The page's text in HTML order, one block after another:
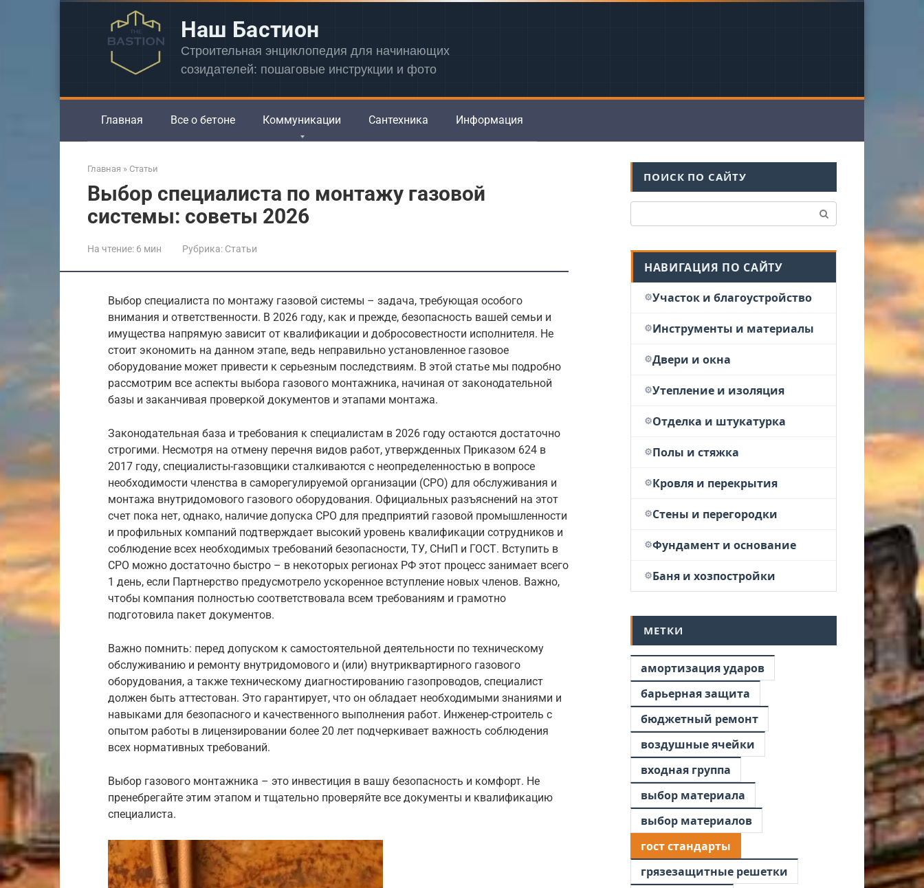
Наш Бастион
Строительная энциклопедия для начинающих
созидателей: пошаговые инструкции и фото
Главная Все о бетоне Коммуникации Сантехника Информация
Главная » Статьи
Выбор специалиста по монтажу газовой
системы: советы 2026
На чтение: 6 мин Рубрика: Статьи
Выбор специалиста по монтажу газовой системы – задача, требующая особого
внимания и ответственности. В 2026 году, как и прежде, безопасность вашей семьи и
имущества напрямую зависит от квалификации и добросовестности исполнителя. Не
стоит экономить на данном этапе, ведь неправильно установленное газовое
оборудование может привести к серьезным последствиям. В этой статье мы подробно
рассмотрим все аспекты выбора газового монтажника, начиная от законодательной
базы и заканчивая проверкой документов и этапами монтажа.
Законодательная база и требования к специалистам в 2026 году остаются достаточно
строгими. Несмотря на отмену перечня видов работ, утвержденных Приказом 624 в
2017 году, специалисты-газовщики сталкиваются с неопределенностью в вопросе
необходимости членства в саморегулируемой организации (СРО) для обслуживания и
монтажа внутридомового газового оборудования. Официальных разъяснений на этот
счет пока нет, однако, наличие допуска СРО для предприятий газовой промышленности
и профильных компаний подтверждает высокий уровень квалификации сотрудников и
соблюдение всех необходимых требований безопасности, ТУ, СНиП и ГОСТ. Вступить в
СРО можно достаточно быстро – в некоторых регионах РФ этот процесс занимает всего
1 день, если Партнерство предусмотрело ускоренное вступление новых членов. Важно,
чтобы компания полностью соответствовала всем требованиям и грамотно
подготовила пакет документов.
Важно помнить: перед допуском к самостоятельной деятельности по техническому
обслуживанию и ремонту внутридомового и (или) внутриквартирного газового
оборудования, а также техническому диагностированию газопроводов, специалист
должен быть аттестован. Это гарантирует, что он обладает необходимыми знаниями и
навыками для безопасного и качественного выполнения работ. Инженер-строитель с
опытом работы в лицензировании более 20 лет подчеркивает важность соблюдения
всех нормативных требований.
Выбор газового монтажника – это инвестиция в вашу безопасность и комфорт. Не
пренебрегайте этим этапом и тщательно проверяйте все документы и квалификацию
специалиста.
ПОИСК ПО САЙТУ
НАВИГАЦИЯ ПО САЙТУ
Участок и благоустройство
Инструменты и материалы
Двери и окна
Утепление и изоляция
Отделка и штукатурка
Полы и стяжка
Кровля и перекрытия
Стены и перегородки
Фундамент и основание
Баня и хозпостройки
МЕТКИ
амортизация ударов
барьерная защита
бюджетный ремонт
воздушные ячейки
входная группа
выбор материала
выбор материалов
гост стандарты
грязезащитные решетки